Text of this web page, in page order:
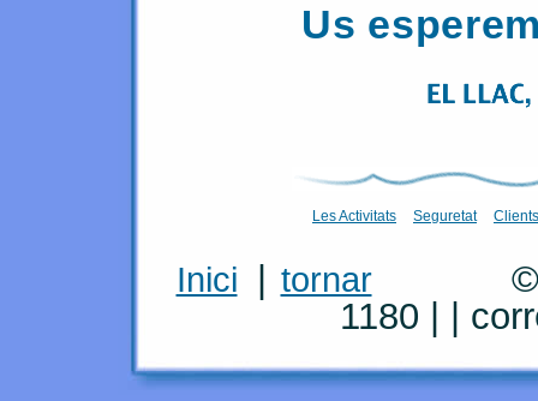
Us
Les Activitats Seguretat Clients
Inici | tornar
1180 | |